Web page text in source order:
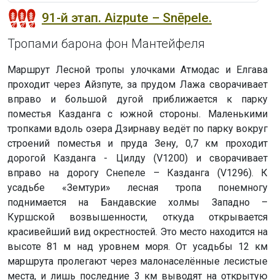
91-й этап. Aizpute – Snēpele.
Тропами барона фон Мантейфеля
Маршрут Лесной тропы улочками Атмодас и Елгава
проходит через Айзпуте, за прудом Лажа сворачивает
вправо и большой дугой приближается к парку
поместья Казданга с южной стороны. Маленькими
тропками вдоль озера Дзирнаву ведёт по парку вокруг
строений поместья и пруда Зену, 0,7 км проходит
дорогой Казданга - Цилду (V1200) и сворачивает
вправо на дорогу Снепеле – Казданга (V1296). К
усадьбе «Земтури» лесная тропа понемногу
поднимается на Бандавские холмы Западно –
Куршской возвышенности, откуда открывается
красивейший вид окрестностей. Это место находится на
высоте 81 м над уровнем моря. От усадьбы 12 км
маршрута пролегают через малонаселённые лесистые
места, и лишь последние 3 км выводят на открытую